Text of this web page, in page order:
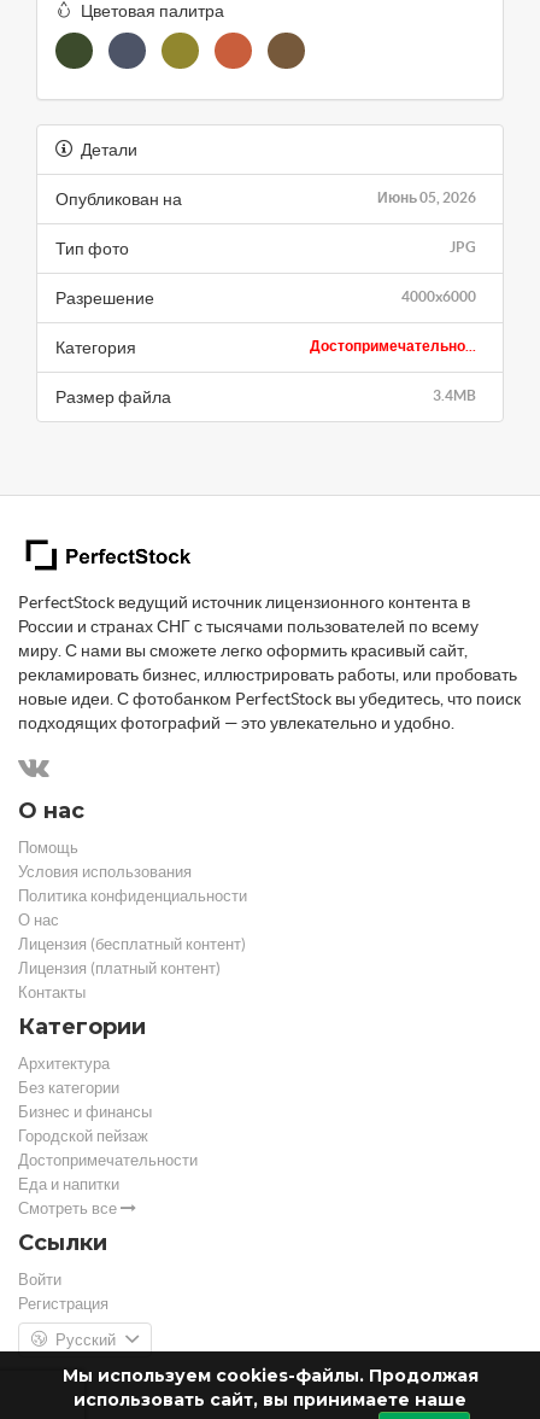
Мы используем cookies-файлы. Продолжая
использовать сайт, вы принимаете наше
Цветовая палитра
Детали
Июнь 05, 2026
Опубликован на
JPG
Тип фото
4000x6000
Разрешение
Достопримечательно...
Категория
3.4MB
Размер файла
PerfectStock ведущий источник лицензионного контента в
России и странах СНГ с тысячами пользователей по всему
миру. С нами вы сможете легко оформить красивый сайт,
рекламировать бизнес, иллюстрировать работы, или пробовать
новые идеи. С фотобанком PerfectStock вы убедитесь, что поиск
подходящих фотографий — это увлекательно и удобно.
О нас
Помощь
Условия использования
Политика конфиденциальности
О нас
Лицензия (бесплатный контент)
Лицензия (платный контент)
Контакты
Категории
Архитектура
Без категории
Бизнес и финансы
Городской пейзаж
Достопримечательности
Еда и напитки
Смотреть все
Ссылки
Войти
Регистрация
Русский